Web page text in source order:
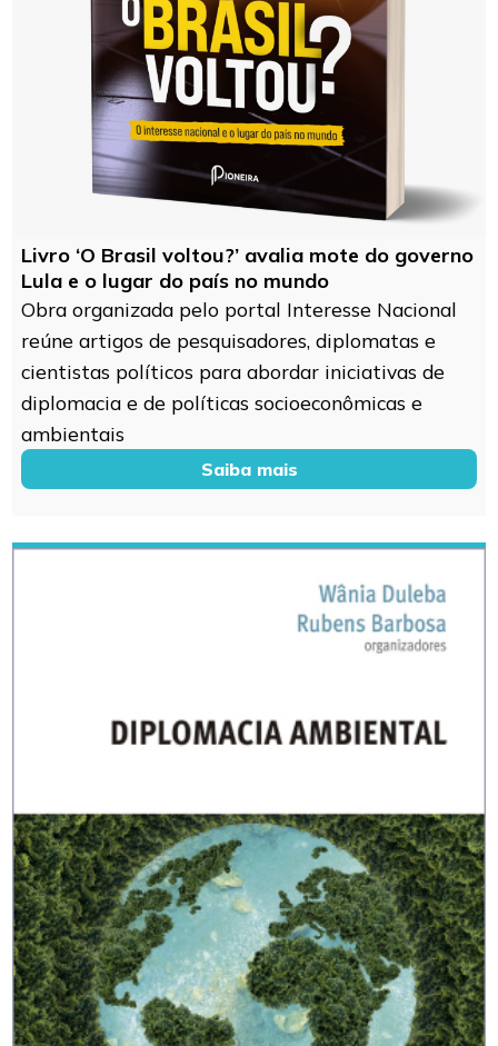
Livro ‘O Brasil voltou?’ avalia mote do governo
Lula e o lugar do país no mundo
Obra organizada pelo portal Interesse Nacional
reúne artigos de pesquisadores, diplomatas e
cientistas políticos para abordar iniciativas de
diplomacia e de políticas socioeconômicas e
ambientais
Saiba mais